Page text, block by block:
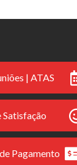
| ATAS
Satisfação
Pagamento